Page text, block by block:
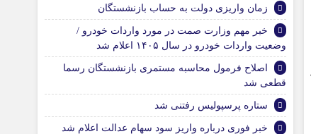
زمان واریزی دولت به حساب بازنشستگان
خبر مهم وزارت صمت در مورد واردات خودرو /
وضعیت واردات خودرو در سال ۱۴۰۵ اعلام شد
اصلاح فرمول محاسبه مستمری بازنشستگان رسما
قطعی شد
ستاره پرسپولیس رفتنی شد
خبر فوری درباره واریز سود سهام عدالت اعلام شد